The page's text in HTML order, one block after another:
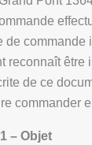
de commande
reconnaît être
de ce
commander
– Objet